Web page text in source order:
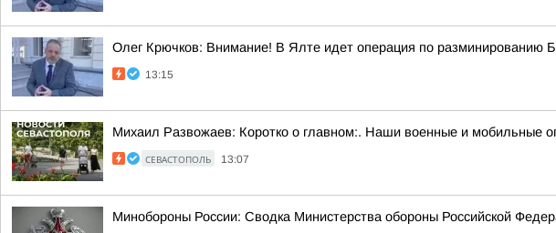
Олег Крючков: Внимание! В Ялте идет операция по разминированию
13:15
Михаил Развожаев: Коротко о главном:. Наши военные и мобильные
СЕВАСТОПОЛЬ 13:07
Минобороны России: Сводка Министерства обороны Российской